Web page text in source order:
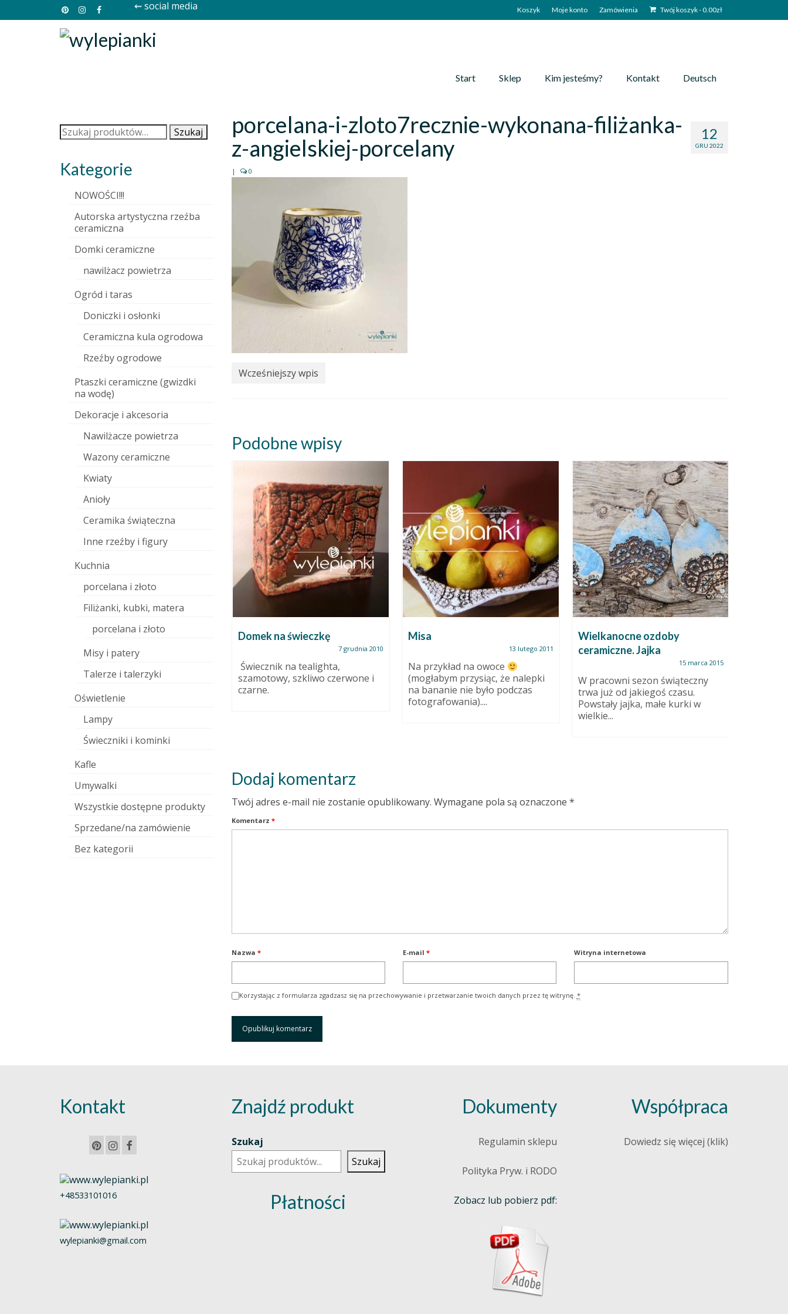
Koszyk Moje konto Zamówienia Twój koszyk-0.00zł
⇜ social media
Start Sklep Kim jesteśmy? Kontakt Deutsch
12
GRU 2022
porcelana-i-zloto7recznie-wykonana-filiżanka-
z-angielskiej-porcelany
| 0
Wcześniejszy wpis
Podobne wpisy
Pamiętacie o ogrodach?
kiermaszu, który wygląda jak
działkowców i innych
uprawiaczy...
Domek na świeczkę
7 grudnia 2010
Świecznik na tealighta,
szamotowy, szkliwo czerwone i
czarne.
Misa
13 lutego 2011
Na przykład na owoce
(mogłabym przysiąc, że nalepki
na bananie nie było podczas
fotografowania)....
Wielkanocne ozdoby
ceramiczne. Jajka
15 marca 2015
W pracowni sezon świąteczny
trwa już od jakiegoś czasu.
Powstały jajka, małe kurki w
wielkie...
Dodaj komentarz
Twój adres e-mail nie zostanie opublikowany. Wymagane pola są oznaczone *
Komentarz *
Nazwa * E-mail * Witryna internetowa
Korzystając z formularza zgadzasz się na przechowywanie i przetwarzanie twoich danych przez tę witrynę. *
Szukaj: Szukaj
Kategorie
NOWOŚCI!!!
Autorska artystyczna rzeźba
ceramiczna
Domki ceramiczne
nawilżacz powietrza
Ogród i taras
Doniczki i osłonki
Ceramiczna kula ogrodowa
Rzeźby ogrodowe
Ptaszki ceramiczne (gwizdki
na wodę)
Dekoracje i akcesoria
Nawilżacze powietrza
Wazony ceramiczne
Kwiaty
Anioły
Ceramika świąteczna
Inne rzeźby i figury
Kuchnia
porcelana i złoto
Filiżanki, kubki, matera
porcelana i złoto
Misy i patery
Talerze i talerzyki
Oświetlenie
Lampy
Świeczniki i kominki
Kafle
Umywalki
Wszystkie dostępne produkty
Sprzedane/na zamówienie
Bez kategorii
Kontakt
+48533101016
wylepianki@gmail.com
Znajdź produkt
Szukaj
Szukaj
Płatności
Dokumenty
Regulamin sklepu
Polityka Pryw. i RODO
Zobacz lub pobierz pdf:
Współpraca
Dowiedz się więcej (klik)